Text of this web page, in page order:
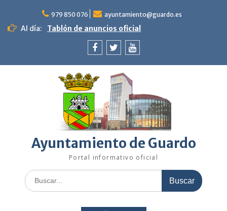
contenido
979 850 076 ayuntamiento@guardo.es
Al día: Tablón de anuncios oficial
Ayuntamiento de Guardo
Portal informativo oficial
Buscar: